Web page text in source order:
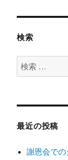
ン
検索
検
索
象:
最近の投稿
謝恩会での